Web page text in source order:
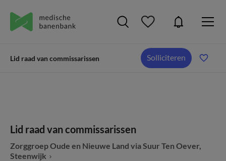
Lid raad van commissarissen Solliciteren
Lid raad van commissarissen
Zorggroep Oude en Nieuwe Land via Suur Ten Oever,
Steenwijk